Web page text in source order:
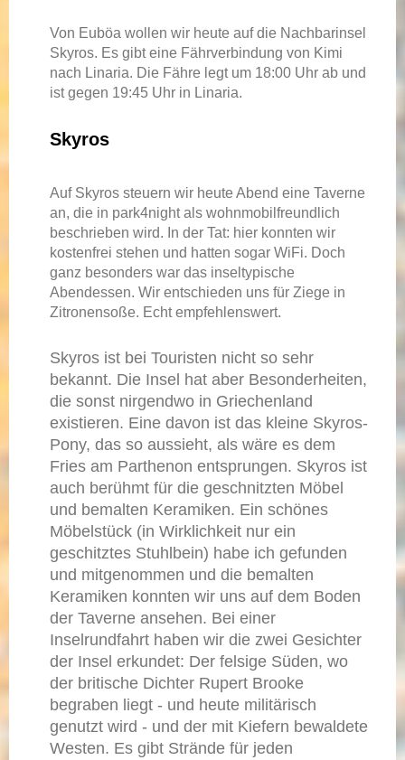
Von Euböa wollen wir heute auf die Nachbarinsel
Skyros. Es gibt eine Fährverbindung von Kimi
nach Linaria. Die Fähre legt um 18:00 Uhr ab und
ist gegen 19:45 Uhr in Linaria.
Skyros
Auf Skyros steuern wir heute Abend eine Taverne
an, die in park4night als wohnmobilfreundlich
beschrieben wird. In der Tat: hier konnten wir
kostenfrei stehen und hatten sogar WiFi. Doch
ganz besonders war das inseltypische
Abendessen. Wir entschieden uns für Ziege in
Zitronensoße. Echt empfehlenswert.
Skyros ist bei Touristen nicht so sehr
bekannt. Die Insel hat aber Besonderheiten,
die sonst nirgendwo in Griechenland
existieren. Eine davon ist das kleine Skyros-
Pony, das so aussieht, als wäre es dem
Fries am Parthenon entsprungen. Skyros ist
auch berühmt für die geschnitzten Möbel
und bemalten Keramiken. Ein schönes
Möbelstück (in Wirklichkeit nur ein
geschitztes Stuhlbein) habe ich gefunden
und mitgenommen und die bemalten
Keramiken konnten wir uns auf dem Boden
der Taverne ansehen. Bei einer
Inselrundfahrt haben wir die zwei Gesichter
der Insel erkundet: Der felsige Süden, wo
der britische Dichter Rupert Brooke
begraben liegt - und heute militärisch
genutzt wird - und der mit Kiefern bewaldete
Westen. Es gibt Strände für jeden